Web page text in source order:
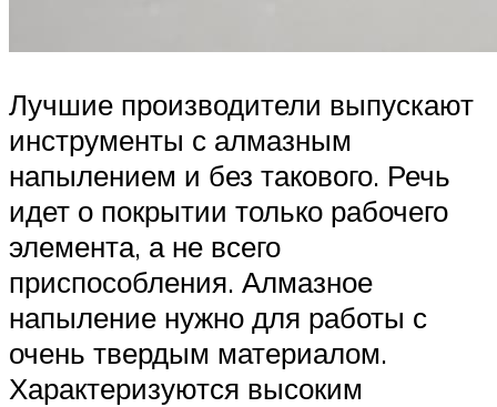
Лучшие производители выпускают
инструменты с алмазным
напылением и без такового. Речь
идет о покрытии только рабочего
элемента, а не всего
приспособления. Алмазное
напыление нужно для работы с
очень твердым материалом.
Характеризуются высоким